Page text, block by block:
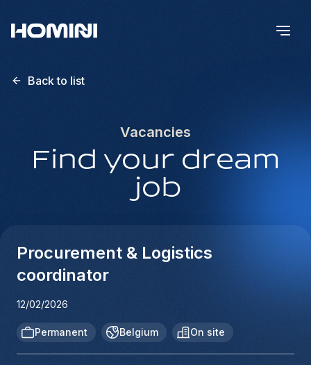
Back to list
Vacancies
Find your dream
job
Procurement & Logistics
coordinator
12/02/2026
Permanent Belgium On site